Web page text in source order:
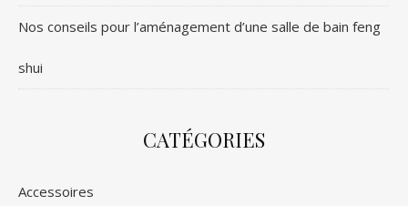
Nos conseils pour l’aménagement d’une salle de bain feng
shui
CATÉGORIES
Accessoires